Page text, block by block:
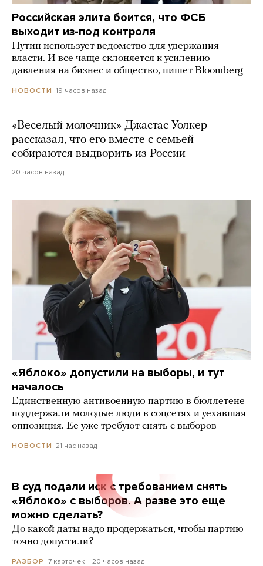
Российская элита боится, что ФСБ
выходит из-под контроля
Путин использует ведомство для удержания
власти. И все чаще склоняется к усилению
давления на бизнес и общество, пишет Bloomberg
НОВОСТИ 19 часов назад
«Веселый молочник» Джастас Уолкер
рассказал, что его вместе с семьей
собираются выдворить из России
20 часов назад
«Яблоко» допустили на выборы, и тут
началось
Единственную антивоенную партию в бюллетене
поддержали молодые люди в соцсетях и уехавшая
оппозиция. Ее уже требуют снять с выборов
НОВОСТИ 21 час назад
В суд подали иск с требованием снять
«Яблоко» с выборов. А разве это еще
можно сделать?
До какой даты надо продержаться, чтобы партию
точно допустили?
РАЗБОР 7 карточек 20 часов назад